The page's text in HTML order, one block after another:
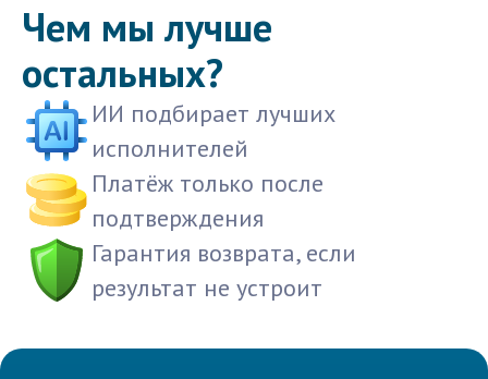
Чем мы лучше
остальных?
ИИ подбирает лучших
исполнителей
Платёж только после
подтверждения
Гарантия возврата, если
результат не устроит